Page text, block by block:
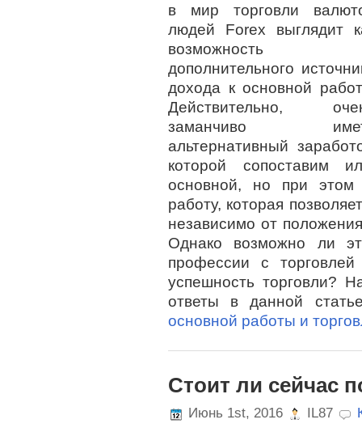
в мир торговли
людей Forex выглядит
возможность
дополнительного
дохода к основной
Действительно,
заманчиво
альтернативный
которой сопоставим
основной, но при этом
работу, которая
независимо от
Однако возможно ли
профессии с
успешность торговли?
ответы в данной
основной работы и
Стоит ли сейчас
Июнь 1st, 2016 IL87